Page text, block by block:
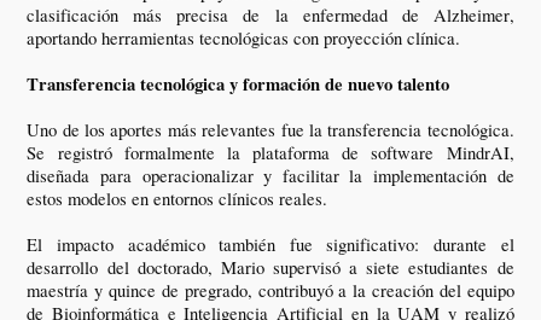
clasificación más precisa de la enfermedad de Alzheimer,
aportando herramientas tecnológicas con proyección clínica.
Transferencia tecnológica y formación de nuevo talento
Uno de los aportes más relevantes fue la transferencia tecnológica.
Se registró formalmente la plataforma de software MindrAI,
diseñada para operacionalizar y facilitar la implementación de
estos modelos en entornos clínicos reales.
El impacto académico también fue significativo: durante el
desarrollo del doctorado, Mario supervisó a siete estudiantes de
maestría y quince de pregrado, contribuyó a la creación del equipo
de Bioinformática e Inteligencia Artificial en la UAM y realizó